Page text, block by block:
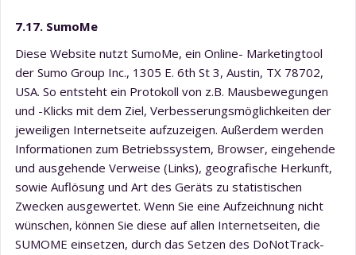
7.17. SumoMe
Diese Website nutzt SumoMe, ein Online- Marketingtool
der Sumo Group Inc., 1305 E. 6th St 3, Austin, TX 78702,
USA. So entsteht ein Protokoll von z.B. Mausbewegungen
und -Klicks mit dem Ziel, Verbesserungsmöglichkeiten der
jeweiligen Internetseite aufzuzeigen. Außerdem werden
Informationen zum Betriebssystem, Browser, eingehende
und ausgehende Verweise (Links), geografische Herkunft,
sowie Auflösung und Art des Geräts zu statistischen
Zwecken ausgewertet. Wenn Sie eine Aufzeichnung nicht
wünschen, können Sie diese auf allen Internetseiten, die
SUMOME einsetzen, durch das Setzen des DoNotTrack-